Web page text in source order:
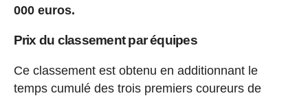
000 euros.
Prix du classement par équipes
Ce classement est obtenu en additionnant le
temps cumulé des trois premiers coureurs de